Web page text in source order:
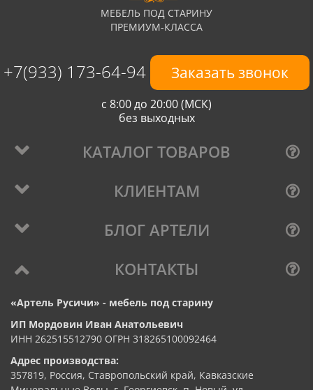
МЕБЕЛЬ ПОД СТАРИНУ
ПРЕМИУМ-КЛАССА
+7(933) 173-64-94 Заказать звонок
с 8:00 до 20:00 (МСК)
без выходных
КАТАЛОГ ТОВАРОВ
КЛИЕНТАМ
БЛОГ АРТЕЛИ
КОНТАКТЫ
«Артель Русичи» - мебель под старину
ИП Мордовин Иван Анатольевич
ИНН 262515512790 ОГРН 318265100092464
Адрес производства:
357819, Россия, Ставропольский край, Кавказские